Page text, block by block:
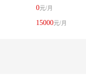
0元/月
15000元/月